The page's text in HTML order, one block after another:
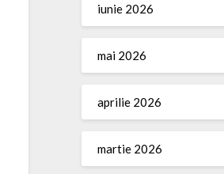
iunie 2026
mai 2026
aprilie 2026
martie 2026